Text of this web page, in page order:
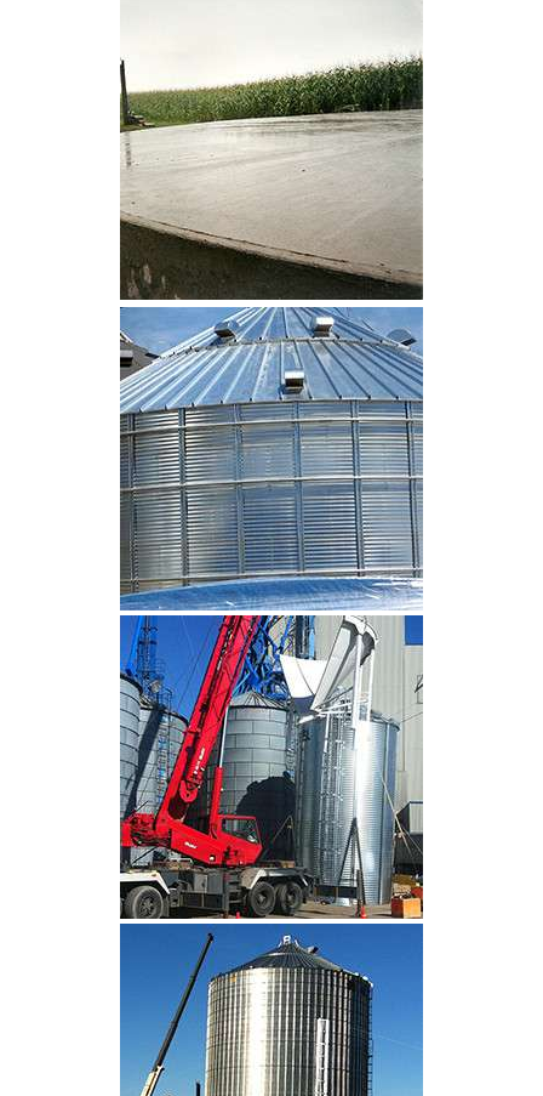
CLIQUEZ POUR AGRANDIR
CLIQUEZ POUR AGRANDIR
CLIQUEZ POUR AGRANDIR